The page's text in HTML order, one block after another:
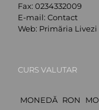
Fax: 0234332009
E-mail: Contact
Web: Primăria Livezi
CURS VALUTAR
MONEDĂ RON